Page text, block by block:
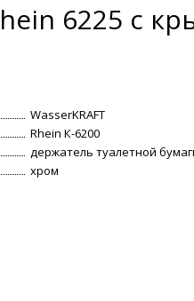
6225 с
WasserKRAFT
Rhein К-6200
держатель туалетной
хром